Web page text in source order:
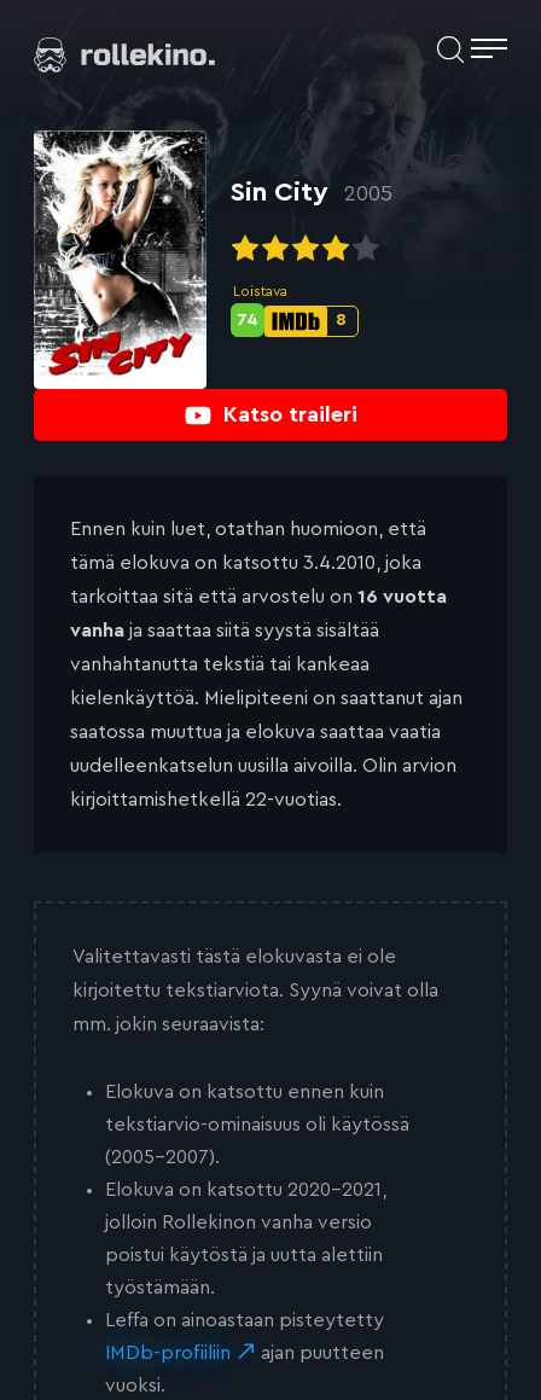
suoraan
Elokuvat ja elokuva-arviot | Rollekino.fi
lopputekstien
jälkeen.
Katso traileri
Sin City 2005
Loistava
IMDb-
8
Metascore-
74
Ennen kuin luet, otathan huomioon, että
tämä elokuva on katsottu 3.4.2010, joka
tarkoittaa sitä että arvostelu on 16 vuotta
vanha ja saattaa siitä syystä sisältää
vanhahtanutta tekstiä tai kankeaa
kielenkäyttöä. Mielipiteeni on saattanut ajan
saatossa muuttua ja elokuva saattaa vaatia
uudelleenkatselun uusilla aivoilla. Olin arvion
kirjoittamishetkellä 22-vuotias.
Valitettavasti tästä elokuvasta ei ole
kirjoitettu tekstiarviota. Syynä voivat olla
mm. jokin seuraavista:
Elokuva on katsottu ennen kuin
tekstiarvio-ominaisuus oli käytössä
(2005-2007).
Elokuva on katsottu 2020-2021,
jolloin Rollekinon vanha versio
poistui käytöstä ja uutta alettiin
työstämään.
Leffa on ainoastaan pisteytetty
IMDb-profiiliin
ajan puutteen
vuoksi.